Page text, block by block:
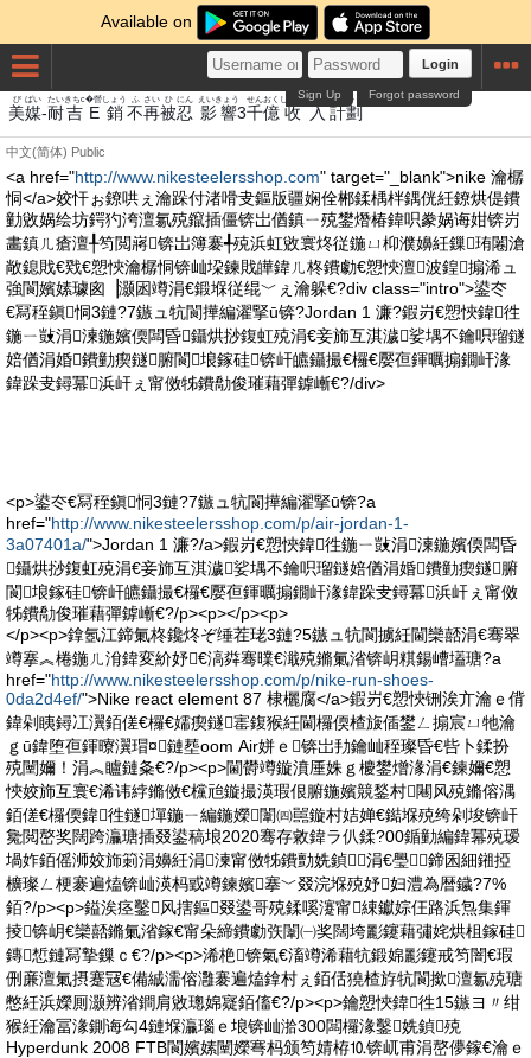
Available on
Login
Forgot password
Sign Up
美
び
媒
ばい
-耐
たい
吉
きちс
E
�營
銷
しょう
不
ふ
再
さい
被
ひ
忍
にん
影響
えいきょう
3千
せん
億
おく
收入
しゅうにゅう
計
けい
劃
かく
中文(简体) Public
<a href="http://www.nikesteelersshop.com" target="_blank">nike 瀹樼
恫</a>姣忓ぉ鐐哄ぇ瀹跺付渚嗗叏鏂版疆娴佺郴鍒楀柈鍝侊紝鐐烘偍鐨
勭敓娲绘坊鍔犳洿澶氱殑鑹插僵锛岀偤鎮ㄧ殑鐢熸椿鍏呮豢娲诲姏锛岃
畵鎮ㄦ瘡澶╀笉閲嶈锛岀簿褰╃殑浜虹敓寰炵従鍦ㄩ枊濮嬶紝鏁珛闂滄
敞鎴戝€戣€愬悏瀹樼恫锛屾垜鍊戝皣鍏ㄦ柊鐨勮€愬悏澶波鍠搧浠ュ
強閬嬪嫊璩囪▕灏囦竴涓€鍛堢従绲﹀ぇ瀹躲€?div class="intro">鍙冭
€冩秷鎭恫3鏈?7鏃ュ牨閬撶編濯掔ū锛?Jordan 1 濂?鍜岃€愬悏鍏徃
鍦ㄧ敱涓湅鍦嬪偄闆昏鑷烘挱鍑虹殑涓€妾斾互淇濊娑堣不鑰呮瑠鐩
婄偤涓婚鐨勭瘈鐩腑閬埌鎵硅锛屽皫鑷撮€欏€嬮亱鍕曞搧鐗屽湪
鍏跺叏鐞冪浜屽ぇ甯傚牬鐨勪俊璀藉彈鎼嶃€?/div>
<p>鍙冭€冩秷鎭恫3鏈?7鏃ュ牨閬撶編濯掔ū锛?a
href="http://www.nikesteelersshop.com/p/air-jordan-1-
3a07401a/">Jordan 1 濂?/a>鍜岃€愬悏鍏徃鍦ㄧ敱涓湅鍦嬪偄闆昏
鑷烘挱鍑虹殑涓€妾斾互淇濊娑堣不鑰呮瑠鐩婄偤涓婚鐨勭瘈鐩腑
閬埌鎵硅锛屽皫鑷撮€欏€嬮亱鍕曞搧鐗屽湪鍏跺叏鐞冪浜屽ぇ甯傚
牬鐨勪俊璀藉彈鎼嶃€?/p><p></p><p>
</p><p>鎿氬江鍗氭柊鑱炵ぞ缍茬珯3鏈?5鏃ュ牨閬擄紝閫欒嚭涓€骞翠
竴搴︽棬鍦ㄦ洕鍏変紒妤€滈粦骞曗€濈殑鏅氭渻锛岄粸鍚嶆壒瑭?a
href="http://www.nikesteelersshop.com/p/nike-run-shoes-
0da2d4ef/">Nike react element 87 棣欐腐</a>鍜岃€愬悏铏涘亣瀹ｅ偝
鍏剁眱鐞冮瀷銆傞€欏€嬬瘈鐩寚鍑猴紝閫欏偄楂旇偛鐢ㄥ搧宸ㄩ牠瀹
ｇū鍏堕亱鍕曢瀷瑁¤鏈塟oom Air姘ｅ锛岀劧鑰屾秷璨昏€呰卜鍒扮
殑闉嬭！涓︽矑鏈夈€?/p><p>閫欎竴鏇濆厜姝ｇ櫦鐢熷湪涓€鍊嬭€愬
悏姣斾互寰€浠讳綍鏅傚€欓兘鏇撮渶瑕佷腑鍦嬪競鍫村闀风殑鏅傛湡
銆傞€欏偄鍏徃鐩墠鍦ㄧ編鍦嬫闈㈣嚚鏇村姞婵€鐑堢殑绔剁埈锛屽
毚閲嶅奖闊跨灜瑭插叕鍙稿埌2020骞存敹鍏ラ仈鍒?00鍎勭編鍏冪殑瑷
堝妰銆傜浉姣斾箣涓嬶紝涓湅甯傚牬鐨勯姺鍞涓€璺鍗囷細鎺掗
櫎璨ㄥ梗褰遍熆锛屾渶杩戜竴鍊嬪搴﹀叕浣堢殑妤妇澧為暦鐬?7%
銆?/p><p>鎰涘痉鑿风搳鏂叕鍙哥殑鍒嗘瀽甯綀钀婃仼路浜炰集鍕
掕锛岄€欒嚭鏅氭渻鎵€甯朵締鐨勮矤闈㈠奖闊垮彲鑳藉彇姹烘柤鎵硅
鏄惁鏈冩摯鏁ｃ€?/p><p>浠栬锛氣€滀竴浠藉牨鍛婂彲鑳戒笉闇€瑕
侀亷澶氭摂蹇冦€備絾濡傛灉褰遍熆鎿村ぇ銆佸獟楂斿牨閬撳澶氱殑瑭
憋紝浜嬫厠灏辨渻鐧肩敓璁婂寲銆傗€?/p><p>鑰愬悏鍏徃15鏃ヨ〃绀
猴紝瀹冨湪鍘诲勾4鏈堢灜瑙ｅ埌锛屾湁300闆欏湪鑿姺鍞殑
Hyperdunk 2008 FTB閬嬪嫊闉嬫弿杩颁笉婧栫⒑锛屼甫涓嶅儚鎵€瀹ｅ